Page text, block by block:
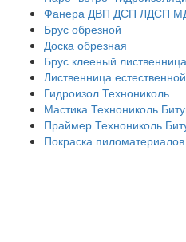
Фанера ДВП ДСП ЛДСП
Брус обрезной
Доска обрезная
Брус клееный лиственница
Лиственница
Гидроизол Технониколь
Мастика Технониколь
Праймер Технониколь
Покраска пиломатериалов